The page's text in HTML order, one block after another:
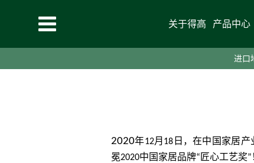
关于得高 产品中心
进口
分享：
2020年12月 18 日，在中国家居
冕2020中国家居品牌“ 匠心工艺奖”